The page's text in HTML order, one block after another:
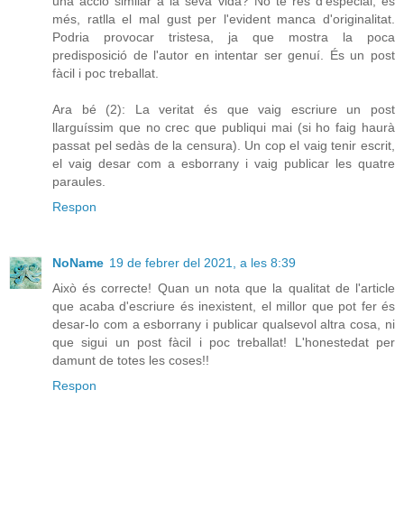
més, ratlla el mal gust per l'evident manca d'originalitat.
Podria provocar tristesa, ja que mostra la poca
predisposició de l'autor en intentar ser genuí. És un post
fàcil i poc treballat.
Ara bé (2): La veritat és que vaig escriure un post
llarguíssim que no crec que publiqui mai (si ho faig haurà
passat pel sedàs de la censura). Un cop el vaig tenir escrit,
el vaig desar com a esborrany i vaig publicar les quatre
paraules.
Respon
NoName 19 de febrer del 2021, a les 8:39
Això és correcte! Quan un nota que la qualitat de l'article
que acaba d'escriure és inexistent, el millor que pot fer és
desar-lo com a esborrany i publicar qualsevol altra cosa, ni
que sigui un post fàcil i poc treballat! L'honestedat per
damunt de totes les coses!!
Respon